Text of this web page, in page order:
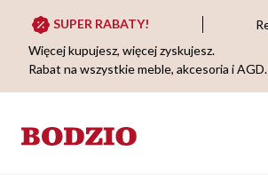
SUPER RABATY!
Więcej kupujesz, więcej zyskujesz.
Rabat na wszystkie meble, akcesoria i AGD.